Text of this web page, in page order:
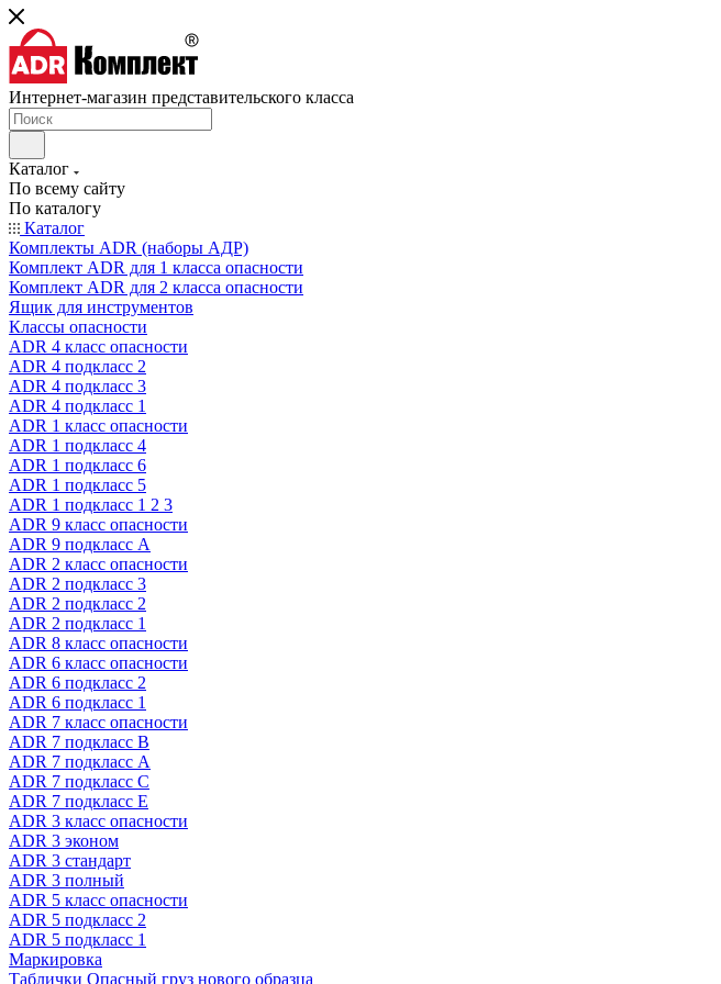
Интернет-магазин представительского класса
Каталог
По всему сайту
По каталогу
Каталог
Комплекты ADR (наборы АДР)
Комплект ADR для 1 класса опасности
Комплект ADR для 2 класса опасности
Ящик для инструментов
Классы опасности
ADR 4 класс опасности
ADR 4 подкласс 2
ADR 4 подкласс 3
ADR 4 подкласс 1
ADR 1 класс опасности
ADR 1 подкласс 4
ADR 1 подкласс 6
ADR 1 подкласс 5
ADR 1 подкласс 1 2 3
ADR 9 класс опасности
ADR 9 подкласс A
ADR 2 класс опасности
ADR 2 подкласс 3
ADR 2 подкласс 2
ADR 2 подкласс 1
ADR 8 класс опасности
ADR 6 класс опасности
ADR 6 подкласс 2
ADR 6 подкласс 1
ADR 7 класс опасности
ADR 7 подкласс B
ADR 7 подкласс A
ADR 7 подкласс C
ADR 7 подкласс E
ADR 3 класс опасности
ADR 3 эконом
ADR 3 стандарт
ADR 3 полный
ADR 5 класс опасности
ADR 5 подкласс 2
ADR 5 подкласс 1
Маркировка
Таблички Опасный груз нового образца